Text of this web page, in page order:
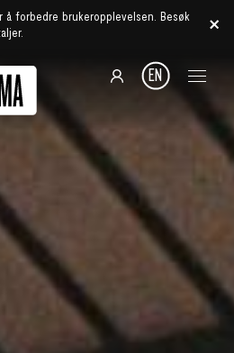
forbedre brukeropplevelsen. Besøk
EN